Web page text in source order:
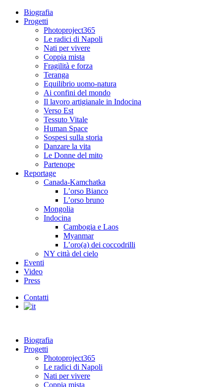
Biografia
Progetti
Photoproject365
Le radici di Napoli
Nati per vivere
Coppia mista
Fragilità e forza
Teranga
Equilibrio uomo-natura
Ai confini del mondo
Il lavoro artigianale in Indocina
Verso Est
Tessuto Vitale
Human Space
Sospesi sulla storia
Danzare la vita
Le Donne del mito
Partenope
Reportage
Canada-Kamchatka
L’orso Bianco
L’orso bruno
Mongolia
Indocina
Cambogia e Laos
Myanmar
L’oro(a) dei coccodrilli
NY città del cielo
Eventi
Video
Press
Contatti
Biografia
Progetti
Photoproject365
Le radici di Napoli
Nati per vivere
Coppia mista